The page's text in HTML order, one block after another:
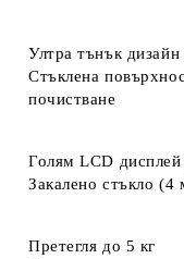
Ултра тънък
Стъклена
почистване
Голям LCD
Закалено стъкло (4
Претегля до 5 кг